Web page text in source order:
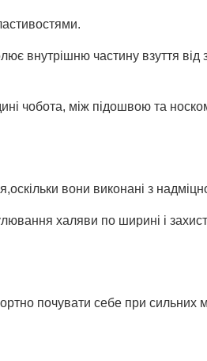
внутрішню частину взуття від
чобота, між підошвою та
вони виконані з
халяви по ширині і
почувати себе при сильних